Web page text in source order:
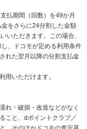
払期間（回数）を49か月
金をさらに24分割した金額
いただきます。この場合、
、ドコモが定める利用条件
れた翌月以降の分割支払金
用いただけます。
れ・破損・改造などがなく
こと、dポイントクラブ／